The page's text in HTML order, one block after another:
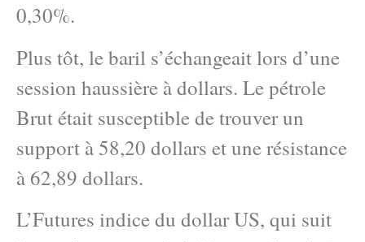
0,30%.
Plus tôt, le baril s’échangeait lors d’une
session haussière à dollars. Le pétrole
Brut était susceptible de trouver un
support à 58,20 dollars et une résistance
à 62,89 dollars.
L’Futures indice du dollar US, qui suit